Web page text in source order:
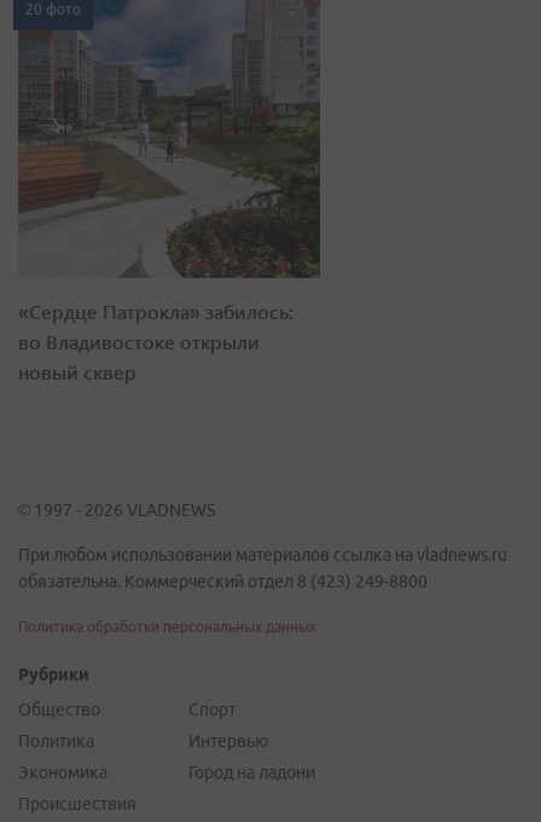
20 фото
«Сердце Патрокла» забилось:
во Владивостоке открыли
новый сквер
© 1997 - 2026 VLADNEWS
При любом использовании материалов ссылка на vladnews.ru
обязательна. Коммерческий отдел 8 (423) 249-8800
Политика обработки персональных данных
Рубрики
Общество
Политика
Экономика
Происшествия
Спорт
Интервью
Город на ладони